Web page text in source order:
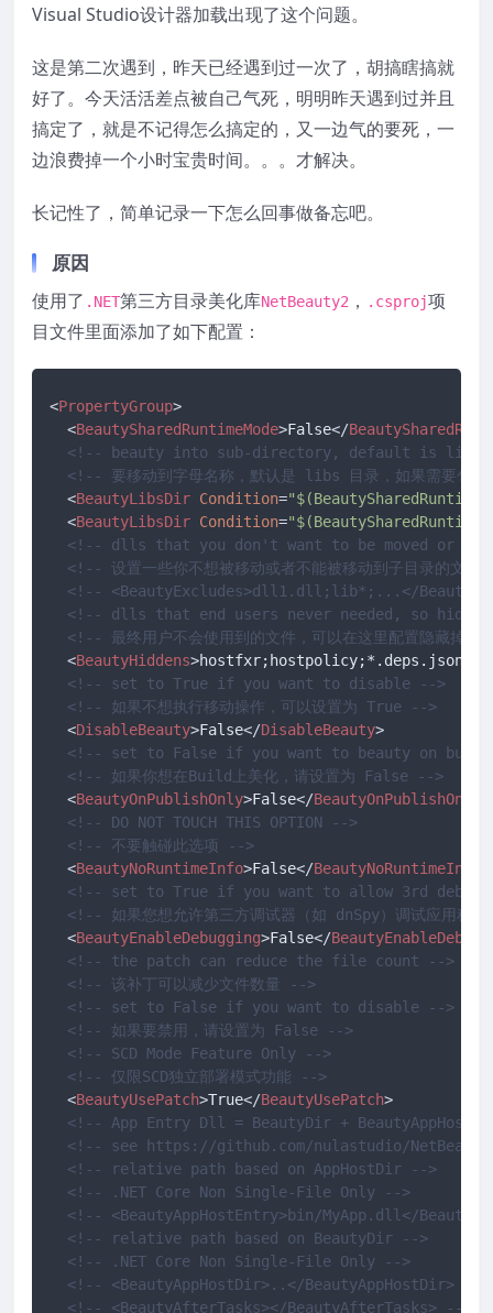
Visual Studio设计器加载出现了这个问题。
这是第二次遇到，昨天已经遇到过一次了，胡搞瞎搞就
好了。今天活活差点被自己气死，明明昨天遇到过并且
搞定了，就是不记得怎么搞定的，又一边气的要死，一
边浪费掉一个小时宝贵时间。。。才解决。
长记性了，简单记录一下怎么回事做备忘吧。
原因
使用了 .NET第三方目录美化库NetBeauty2 ， .csproj项
目文件里面添加了如下配置：
<PropertyGroup>
<BeautySharedRuntimeMode>False</
<!-- beauty into sub-directory, default is
<!-- 要移动到字母名称，默认是 libs 目录，如果需要包含
<BeautyLibsDir Condition=
<BeautyLibsDir Condition=
<!-- dlls that you don't want to be moved or can
<!-- 设置一些你不想被移动或者不能被移动到子目录的文件
<!-- <BeautyExcludes>dll1.dll;lib*;...</
<!-- dlls that end users never needed, so hide
<!-- 最终用户不会使用到的文件，可以在这里配置隐藏掉
<BeautyHiddens>
<!-- set to True if you want to disable -->
<!-- 如果不想执行移动操作，可以设置为 True -->
<DisableBeauty>False</DisableBeauty>
<!-- set to False if you want to beauty on
<!-- 如果你想在Build上美化，请设置为 False -->
<BeautyOnPublishOnly>False</BeautyOnPublishOnly
<!-- DO NOT TOUCH THIS OPTION -->
<!-- 不要触碰此选项 -->
<BeautyNoRuntimeInfo>False</BeautyNoRuntimeInfo
<!-- set to True if you want to allow 3rd
<!-- 如果您想允许第三方调试器（如 dnSpy）调试应用程
<BeautyEnableDebugging>False</
<!-- the patch can reduce the file count -->
<!-- 该补丁可以减少文件数量 -->
<!-- set to False if you want to disable -->
<!-- 如果要禁用，请设置为 False -->
<!-- SCD Mode Feature Only -->
<!-- 仅限SCD独立部署模式功能 -->
<BeautyUsePatch>True</BeautyUsePatch>
<!-- App Entry Dll = BeautyDir +
<!-- see https://github.com/nulastudio/
<!-- relative path based on AppHostDir -->
<!-- .NET Core Non Single-File Only -->
<!-- <BeautyAppHostEntry>bin/MyApp.dll</
<!-- relative path based on BeautyDir -->
<!-- .NET Core Non Single-File Only -->
<!-- <BeautyAppHostDir>..</BeautyAppHostDir> -->
<!-- <BeautyAfterTasks></BeautyAfterTasks> -->